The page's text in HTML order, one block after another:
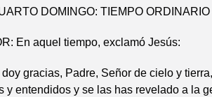
DOMINGO: TIEMPO ORDINARIO
En aquel tiempo, exclamó Jesús:
gracias, Padre, Señor de cielo y
y entendidos y se las has revelado a la